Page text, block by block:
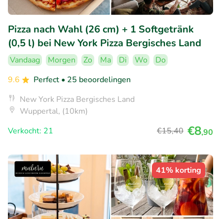
Pizza nach Wahl (26 cm) + 1 Softgetränk
(0,5 l) bei New York Pizza Bergisches Land
Vandaag Morgen Zo Ma Di Wo
Do
9.6
Perfect • 25 beoordelingen
New York Pizza Bergisches Land
Wuppertal, (10km)
Verkocht: 21
€15,40 €8,90
41% korting